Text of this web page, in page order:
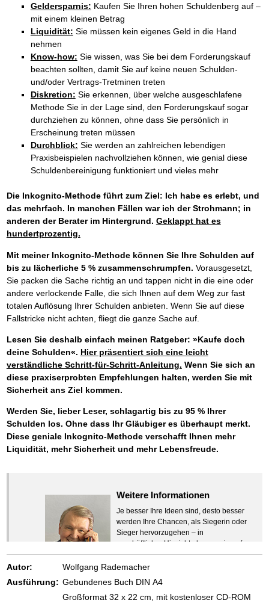
Geldersparnis: Kaufen Sie Ihren hohen Schuldenberg auf –
mit einem kleinen Betrag
Liquidität: Sie müssen kein eigenes Geld in die Hand
nehmen
Know-how: Sie wissen, was Sie bei dem Forderungskauf
beachten sollten, damit Sie auf keine neuen Schulden-
und/oder Vertrags-Tretminen treten
Diskretion: Sie erkennen, über welche ausgeschlafene
Methode Sie in der Lage sind, den Forderungskauf sogar
durchziehen zu können, ohne dass Sie persönlich in
Erscheinung treten müssen
Durchblick: Sie werden an zahlreichen lebendigen
Praxisbeispielen nachvollziehen können, wie genial diese
Schuldenbereinigung funktioniert und vieles mehr
Die Inkognito-Methode führt zum Ziel: Ich habe es erlebt, und
das mehrfach. In manchen Fällen war ich der Strohmann; in
anderen der Berater im Hintergrund. Geklappt hat es
hundertprozentig.
Mit meiner Inkognito-Methode können Sie Ihre Schulden auf
bis zu lächerliche 5 % zusammenschrumpfen. Vorausgesetzt,
Sie packen die Sache richtig an und tappen nicht in die eine oder
andere verlockende Falle, die sich Ihnen auf dem Weg zur fast
totalen Auflösung Ihrer Schulden anbieten. Wenn Sie auf diese
Fallstricke nicht achten, fliegt die ganze Sache auf.
Lesen Sie deshalb einfach meinen Ratgeber: »Kaufe doch
deine Schulden«. Hier präsentiert sich eine leicht
verständliche Schritt-für-Schritt-Anleitung. Wenn Sie sich an
diese praxiserprobten Empfehlungen halten, werden Sie mit
Sicherheit ans Ziel kommen.
Werden Sie, lieber Leser, schlagartig bis zu 95 % Ihrer
Schulden los. Ohne dass Ihr Gläubiger es überhaupt merkt.
Diese geniale Inkognito-Methode verschafft Ihnen mehr
Liquidität, mehr Sicherheit und mehr Lebensfreude.
Weitere Informationen
Je besser Ihre Ideen sind, desto besser
werden Ihre Chancen, als Siegerin oder
Sieger hervorzugehen – in
geschäftlicher Hinsicht ebenso wie auf
beruflichem oder privatem Gebiet. Denn
eins ist todsicher:
Zeigen Sie mit der Maus hierhin, um
Autor:
Wolfgang Rademacher
Ausführung: Gebundenes Buch DIN A4
Großformat 32 x 22 cm, mit kostenloser CD-ROM